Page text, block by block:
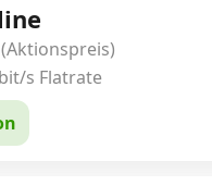
s Flatrate